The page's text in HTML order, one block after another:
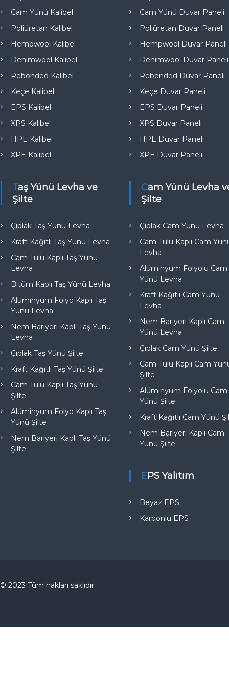
Cam Yünü Kalibel
Poliüretan Kalibel
Hempwool Kalibel
Denimwool Kalibel
Rebonded Kalibel
Keçe Kalibel
EPS Kalibel
XPS Kalibel
HPE Kalibel
XPE Kalibel
Taş Yünü Levha ve
Şilte
Çıplak Taş Yünü Levha
Kraft Kağıtlı Taş Yünü Levha
Cam Tülü Kaplı Taş Yünü
Levha
Bitüm Kaplı Taş Yünü Levha
Alüminyum Folyo Kaplı Taş
Yünü Levha
Nem Bariyeri Kaplı Taş Yünü
Levha
Çıplak Taş Yünü Şilte
Kraft Kağıtlı Taş Yünü Şilte
Cam Tülü Kaplı Taş Yünü
Şilte
Alüminyum Folyo Kaplı Taş
Yünü Şilte
Nem Bariyeri Kaplı Taş Yünü
Şilte
Cam Yünü Duvar Paneli
Poliüretan Duvar Paneli
Hempwool Duvar Paneli
Denimwool Duvar Paneli
Rebonded Duvar Paneli
Keçe Duvar Paneli
EPS Duvar Paneli
XPS Duvar Paneli
HPE Duvar Paneli
XPE Duvar Paneli
Cam Yünü Levha ve
Şilte
Çıplak Cam Yünü Levha
Cam Tülü Kaplı Cam
Levha
Alüminyum Folyolu Cam
Yünü Levha
Kraft Kağıtlı Cam Yünü
Levha
Nem Bariyeri Kaplı Cam
Yünü Levha
Çıplak Cam Yünü Şilte
Cam Tülü Kaplı Cam
Şilte
Alüminyum Folyolu Cam
Yünü Şilte
Kraft Kağıtlı Cam Yünü
Nem Bariyeri Kaplı Cam
Yünü Şilte
EPS Yalıtım
Beyaz EPS
Karbonlu EPS
© 2023 Tüm hakları saklıdır.